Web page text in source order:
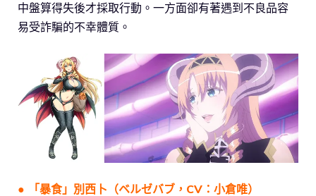
中盤算得失後才採取行動。一方面卻有著遇到不良品容
易受詐騙的不幸體質。
● 「暴食」別西卜（ベルゼバブ，CV：小倉唯）